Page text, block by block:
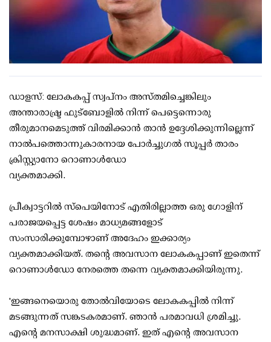
ഡാളസ്: ലോകകപ്പ് സ്വപ്നം അസ്തമിച്ചെങ്കിലും
അന്താരാഷ്ട്ര ഫുട്ബോളില്‍ നിന്ന് പെട്ടെന്നൊരു
തീരുമാനമെടുത്ത് വിരമിക്കാന്‍ താന്‍ ഉദ്ദേശിക്കുന്നില്ലെന്ന്
നാല്‍പത്തൊന്നുകാരനായ പോര്‍ച്ചുഗല്‍ സൂപ്പര്‍ താരം
ക്രിസ്റ്റ്യാനോ റൊണാള്‍ഡോ
വ്യക്തമാക്കി.
പ്രീക്വാട്ടറില്‍ സ്‌പെയിനോട് എതിരില്ലാത്ത ഒരു ഗോളിന്
പരാജയപ്പെട്ട ശേഷം മാധ്യമങ്ങളോട്
സംസാരിക്കുമ്പോഴാണ് അദേഹം ഇക്കാര്യം
വ്യക്തമാക്കിയത്. തന്റെ അവസാന ലോകകപ്പാണ് ഇതെന്ന്
റൊണാള്‍ഡോ നേരത്തെ തന്നെ വ്യക്തമാക്കിയിരുന്നു.
'ഇങ്ങനെയൊരു തോല്‍വിയോടെ ലോകകപ്പില്‍ നിന്ന്
മടങ്ങുന്നത് സങ്കടകരമാണ്. ഞാന്‍ പരമാവധി ശ്രമിച്ചു.
എന്റെ മനസാക്ഷി ശുദ്ധമാണ്. ഇത് എന്റെ അവസാന